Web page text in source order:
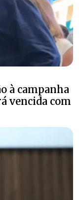
à campanha
vencida com